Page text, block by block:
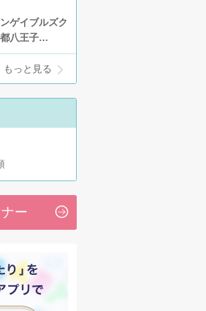
ゲイブルズク
都八王子…
もっと見る
ー